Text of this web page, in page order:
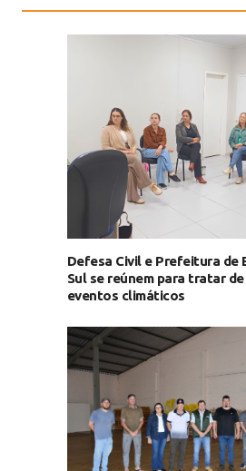
Defesa Civil e Prefeitura de
Sul se reúnem para tratar
eventos climáticos